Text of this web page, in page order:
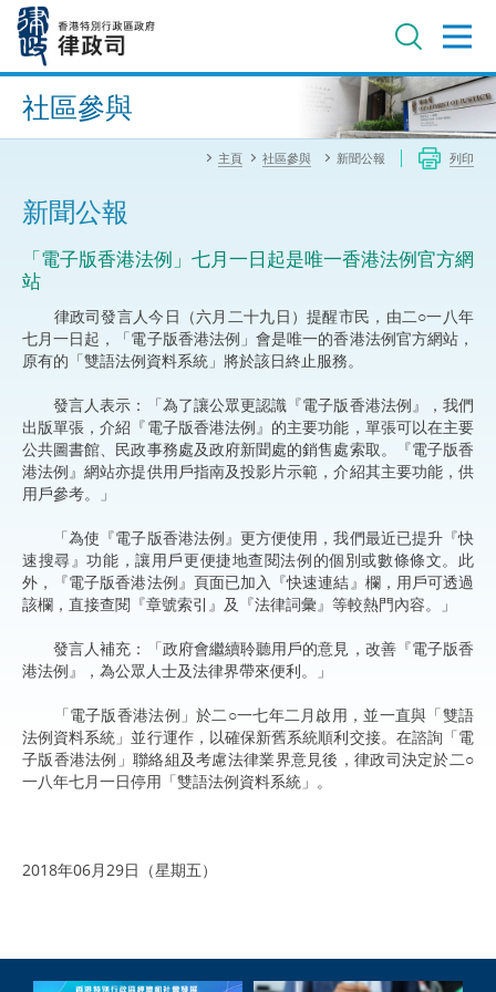
內
進階搜尋
社區參與
主頁 社區參與 新聞公報 列印
新聞公報
「電子版香港法例」七月一日起是唯一香港法例官方網
站
律政司發言人今日（六月二十九日）提醒市民，由二○一八年
七月一日起，「電子版香港法例」會是唯一的香港法例官方網站，
原有的「雙語法例資料系統」將於該日終止服務。
發言人表示：「為了讓公眾更認識『電子版香港法例』，我們
出版單張，介紹『電子版香港法例』的主要功能，單張可以在主要
公共圖書館、民政事務處及政府新聞處的銷售處索取。『電子版香
港法例』網站亦提供用戶指南及投影片示範，介紹其主要功能，供
用戶參考。」
「為使『電子版香港法例』更方便使用，我們最近已提升『快
速搜尋』功能，讓用戶更便捷地查閱法例的個別或數條條文。此
外，『電子版香港法例』頁面已加入『快速連結』欄，用戶可透過
該欄，直接查閱『章號索引』及『法律詞彙』等較熱門內容。」
發言人補充：「政府會繼續聆聽用戶的意見，改善『電子版香
港法例』，為公眾人士及法律界帶來便利。」
「電子版香港法例」於二○一七年二月啟用，並一直與「雙語
法例資料系統」並行運作，以確保新舊系統順利交接。在諮詢「電
子版香港法例」聯絡組及考慮法律業界意見後，律政司決定於二○
一八年七月一日停用「雙語法例資料系統」。
2018年06月29日（星期五）